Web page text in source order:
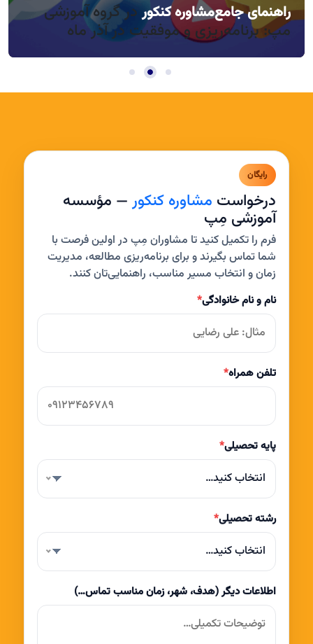
مدیریت خواب و بی‌حوصلگی در این فصل
راهنمای جامعمشاوره کنکوردر گروه آموزشی
مپ: برنامه‌ریزی و موفقیت در آذر ماه
راندمان بالا در روزهای کوتاه آذر، چطور؟
رایگان
درخواست مشاوره کنکور— مؤسسه
آموزشی مِپ
فرم را تکمیل کنید تا مشاوران مِپ در اولین فرصت با
شما تماس بگیرند و برای برنامه‌ریزی مطالعه، مدیریت
زمان و انتخاب مسیر مناسب، راهنمایی‌تان کنند.
نام و نام خانوادگی*
تلفن همراه*
پایه تحصیلی*
انتخاب کنید…
رشته تحصیلی*
انتخاب کنید…
اطلاعات دیگر (هدف، شهر، زمان مناسب تماس…)